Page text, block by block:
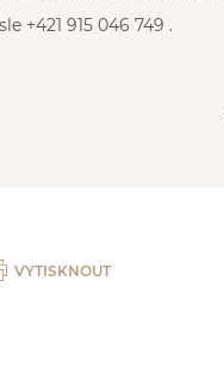
+421 915 046 749 .
VYTISKNOUT